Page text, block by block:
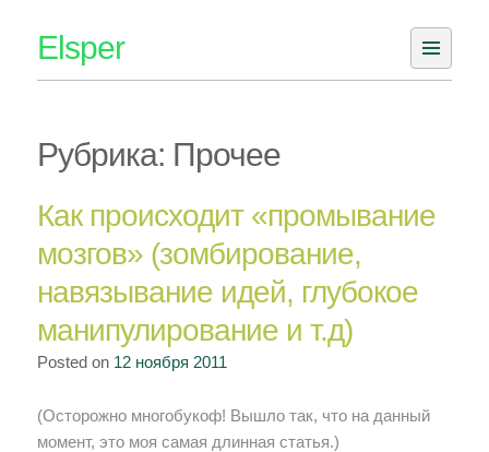
content
Elsper
Рубрика: Прочее
Как происходит «промывание
мозгов» (зомбирование,
навязывание идей, глубокое
манипулирование и т.д)
Posted on 12 ноября 2011
(Осторожно многобукоф! Вышло так, что на данный
момент, это моя самая длинная статья.)